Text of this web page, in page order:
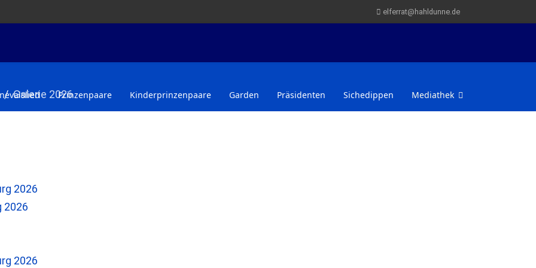
elferrat@hahldunne.de
Prinzenpaare Kinderprinzenpaare Garden Präsidenten Sichedippen Mediathek
Galerie 2026
2026